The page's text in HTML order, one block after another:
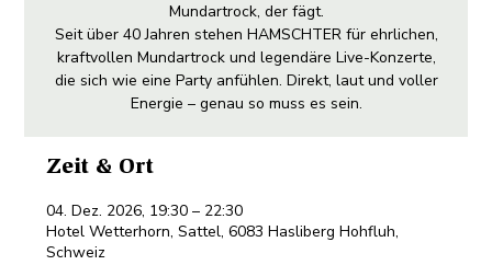
Mundartrock, der fägt.
Seit über 40 Jahren stehen HAMSCHTER für ehrlichen,
kraftvollen Mundartrock und legendäre Live-Konzerte,
die sich wie eine Party anfühlen. Direkt, laut und voller
Energie – genau so muss es sein.
Zeit & Ort
04. Dez. 2026, 19:30 – 22:30
Hotel Wetterhorn, Sattel, 6083 Hasliberg Hohfluh,
Schweiz